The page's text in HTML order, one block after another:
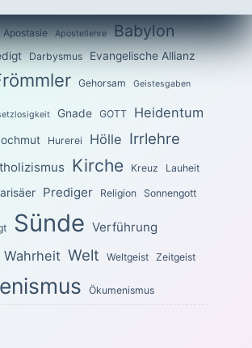
Apostasie Apostellehre Babylon
Darbysmus Evangelische Allianz
Gehorsam Geistesgaben
Gnade GOTT Heidentum
Hurerei Hölle Irrlehre
Kirche Kreuz Lauheit
Prediger Religion Sonnengott
Sünde Verführung
Wahrheit Welt Weltgeist Zeitgeist
Ökumenismus